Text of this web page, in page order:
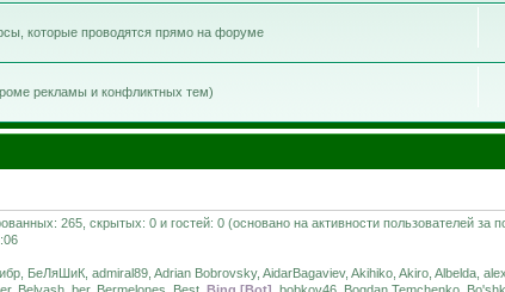
которые проводятся прямо на форуме
рекламы и конфликтных тем)
265, скрытых: 0 и гостей: 0 (основано на активности пользователей за
БеЛяШиК, admiral89, Adrian Bobrovsky, AidarBagaviev, Akihiko, Akiro, Albelda,
Belyash, ber, Bermelones, Best, Bing [Bot] , bobkov46, Bogdan Temchenko,